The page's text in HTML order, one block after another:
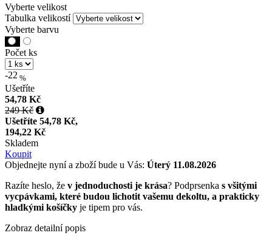
Vyberte velikost
Tabulka velikostí
Vyberte barvu
Počet ks
-22 %
Ušetříte
54,78 Kč
249 Kč
Ušetříte 54,78 Kč,
194,22 Kč
Skladem
Koupit
Objednejte nyní a zboží bude u Vás: Úterý 11.08.2026
Razíte heslo, že v jednoduchosti je krása? Podprsenka s všitými
vycpávkami, které budou lichotit vašemu dekoltu, a prakticky
hladkými košíčky je tipem pro vás.
Zobraz detailní popis